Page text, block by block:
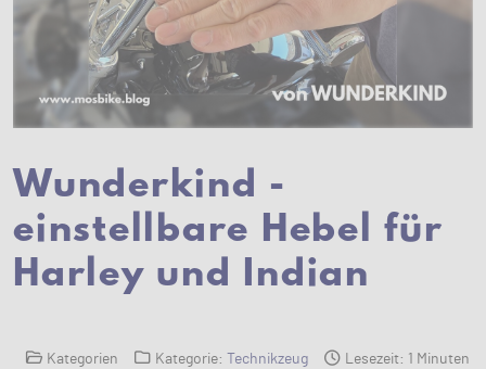
Wunderkind -
einstellbare Hebel für
Harley und Indian
Kategorien Kategorie: Technikzeug Lesezeit: 1 Minuten